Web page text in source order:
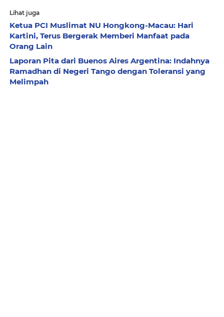
Lihat juga
Ketua PCI Muslimat NU Hongkong-Macau: Hari
Kartini, Terus Bergerak Memberi Manfaat pada
Orang Lain
Laporan Pita dari Buenos Aires Argentina: Indahnya
Ramadhan di Negeri Tango dengan Toleransi yang
Melimpah